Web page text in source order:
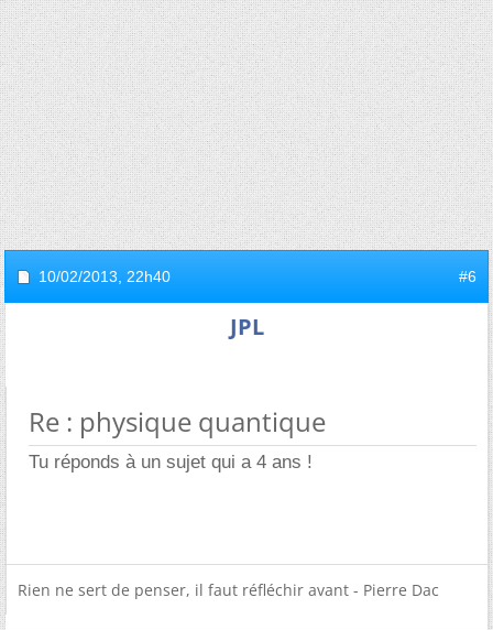
10/02/2013, 22h40 #6
JPL
Re : physique quantique
Tu réponds à un sujet qui a 4 ans !
Rien ne sert de penser, il faut réfléchir avant - Pierre Dac